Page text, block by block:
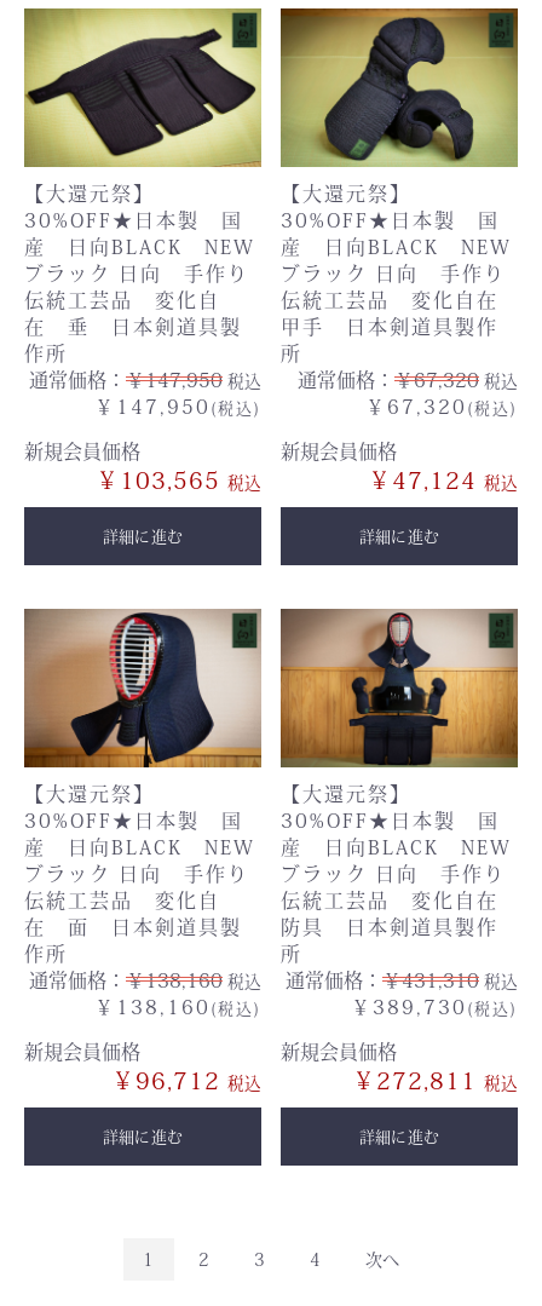
【大還元祭】
30%OFF★日本製 国
産 日向BLACK NEW
ブラック 日向 手作り
伝統工芸品 変化自
在 垂 日本剣道具製
作所
通常価格： ￥147,950 税込
￥147,950 (税込)
新規会員価格
￥103,565
詳細に進む
【大還元祭】
30%OFF★日本製 国
産 日向BLACK NEW
ブラック 日向 手作り
伝統工芸品 変化自在
甲手 日本剣道具製作
所
通常価格： ￥67,320 税込
￥67,320 (税込)
新規会員価格
￥47,124
詳細に進む
【大還元祭】
30%OFF★日本製 国
産 日向BLACK NEW
ブラック 日向 手作り
伝統工芸品 変化自
在 面 日本剣道具製
作所
通常価格： ￥138,160 税込
￥138,160 (税込)
新規会員価格
￥96,712
詳細に進む
【大還元祭】
30%OFF★日本製 国
産 日向BLACK NEW
ブラック 日向 手作り
伝統工芸品 変化自在
防具 日本剣道具製作
所
通常価格： ￥431,310 税込
￥389,730 (税込)
新規会員価格
￥272,811
詳細に進む
1 2 3 4 次へ